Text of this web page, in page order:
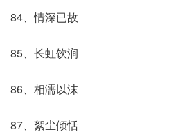
84、情深已故
85、长虹饮涧
86、相濡以沫
87、絮尘倾恬